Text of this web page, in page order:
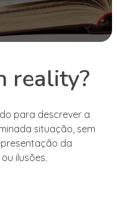
reality?
para descrever a
situação, sem
da
ilusões.